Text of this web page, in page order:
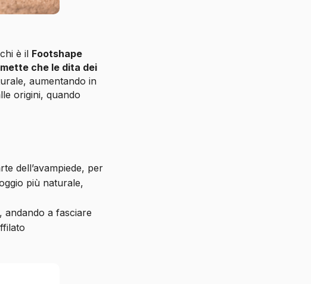
è il Footshape
che le dita dei
aumentando in
origini, quando
dell’avampiede, per
più naturale,
andando a fasciare